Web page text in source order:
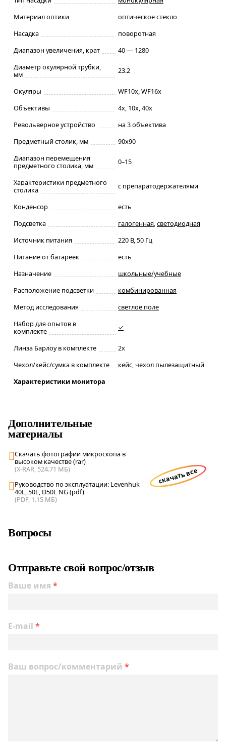
Материал оптики
оптическое стекло
Насадка
поворотная
Диапазон увеличения, крат
40 — 1280
Диаметр окулярной трубки,
мм
23.2
Окуляры
WF10x, WF16x
Объективы
4x, 10x, 40x
Револьверное устройство
на 3 объектива
Предметный столик, мм
90x90
Диапазон перемещения
предметного столика, мм
0–15
Характеристики предметного
столика
с препаратодержателями
Конденсор
есть
Подсветка
галогенная,светодиодная
Источник питания
220 В, 50 Гц
Питание от батареек
есть
Назначение
школьные/учебные
Расположение подсветки
комбинированная
Метод исследования
светлое поле
Набор для опытов в
комплекте
✓
Линза Барлоу в комплекте
2х
Чехол/кейс/сумка в комплекте
кейс, чехол пылезащитный
Характеристики монитора
Дополнительные
материалы
Скачать фотографии микроскопа в
высоком качестве (rar)
(X-RAR, 524.71 МБ)
Руководство по эксплуатации: Levenhuk
40L, 50L, D50L NG (pdf)
(PDF, 1.15 МБ)
скачать все
Вопросы
Отправьте свой вопрос/отзыв
Ваше имя *
E-mail *
Ваш вопрос/комментарий *